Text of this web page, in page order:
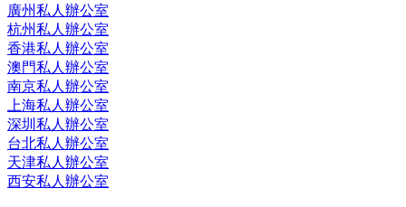
廣州私人辦公室
杭州私人辦公室
香港私人辦公室
澳門私人辦公室
南京私人辦公室
上海私人辦公室
深圳私人辦公室
台北私人辦公室
天津私人辦公室
西安私人辦公室